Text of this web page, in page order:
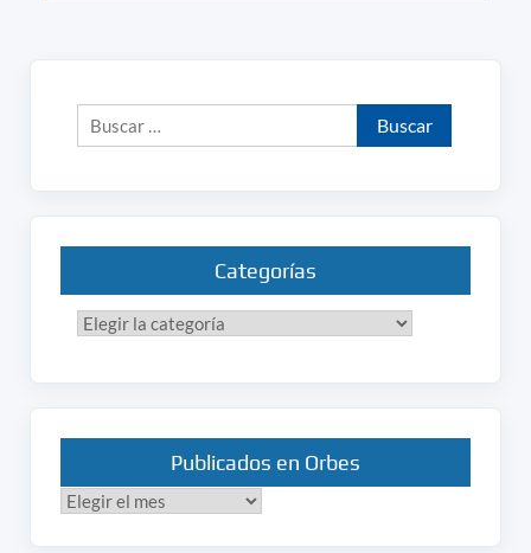
Buscar:
Categorías
Categorías
Publicados en Orbes
Publicados